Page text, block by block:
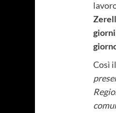
giorni
Così